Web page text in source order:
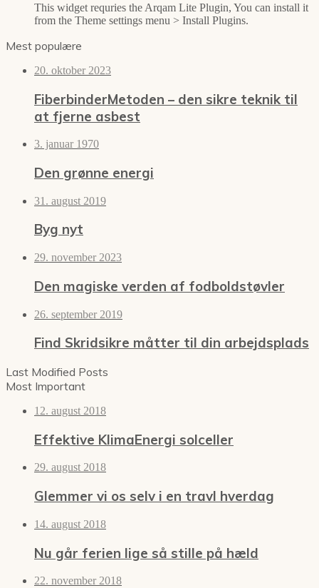
This widget requries the Arqam Lite Plugin, You can install it
from the Theme settings menu > Install Plugins.
Mest populære
20. oktober 2023
FiberbinderMetoden – den sikre teknik til
at fjerne asbest
3. januar 1970
Den grønne energi
31. august 2019
Byg nyt
29. november 2023
Den magiske verden af fodboldstøvler
26. september 2019
Find Skridsikre måtter til din arbejdsplads
Last Modified Posts
Most Important
12. august 2018
Effektive KlimaEnergi solceller
29. august 2018
Glemmer vi os selv i en travl hverdag
14. august 2018
Nu går ferien lige så stille på hæld
22. november 2018